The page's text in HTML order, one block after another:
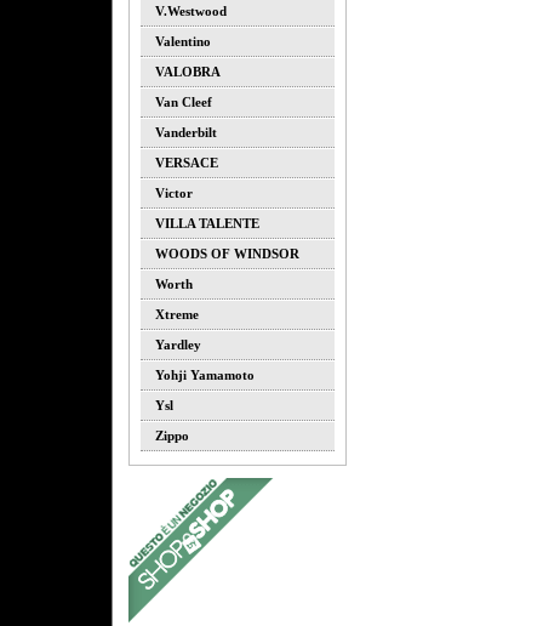
V.westwood
Valentino
VALOBRA
Van Cleef
Vanderbilt
VERSACE
Victor
VILLA TALENTE
WOODS OF WINDSOR
Worth
Xtreme
Yardley
Yohji Yamamoto
Ysl
Zippo